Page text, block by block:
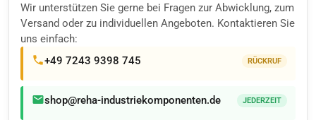
Wir unterstützen Sie gerne bei Fragen zur Abwicklung, zum
Versand oder zu individuellen Angeboten. Kontaktieren Sie
uns einfach:
+49 7243 9398 745
RÜCKRUF
shop@reha-industriekomponenten.de JEDERZEIT